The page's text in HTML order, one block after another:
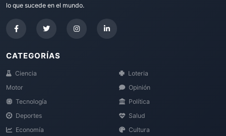
lo que sucede en el mundo.
CATEGORÍAS
Ciencia
Motor
Tecnología
Deportes
Economía
Loteria
Opinión
Política
Salud
Cultura